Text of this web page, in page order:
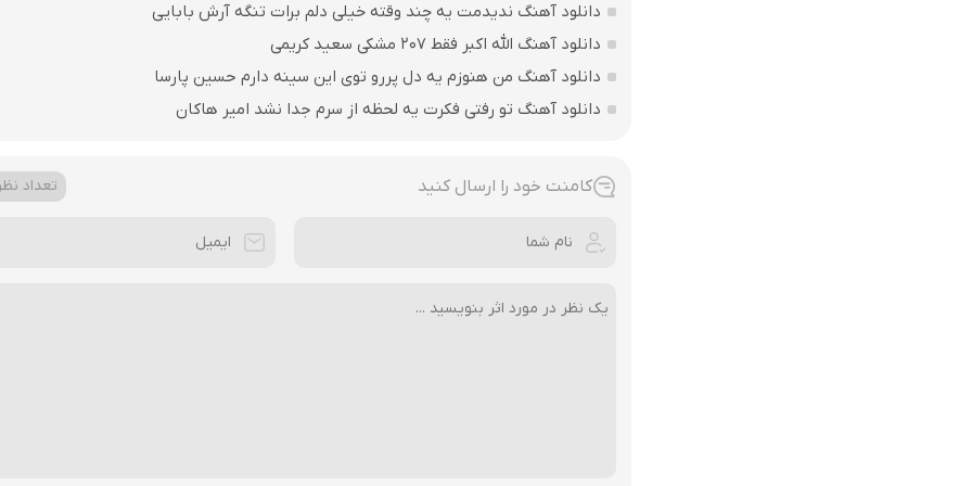
دانلود آهنگ ندیدمت یه چند وقته خیلی دلم برات تنگه آرش بابایی
دانلود آهنگ الله اکبر فقط 207 مشکی سعید کریمی
دانلود آهنگ من هنوزم یه دل پررو توی این سینه دارم حسین پارسا
دانلود آهنگ تو رفتی فکرت یه لحظه از سرم جدا نشد امیر هاکان
کامنت خود را ارسال کنید تعداد